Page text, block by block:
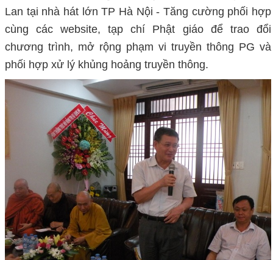
Lan tại nhà hát lớn TP Hà Nội - Tăng cường phối hợp
cùng các website, tạp chí Phật giáo để trao đổi
chương trình, mở rộng phạm vi truyền thông PG và
phối hợp xử lý khủng hoảng truyền thông.